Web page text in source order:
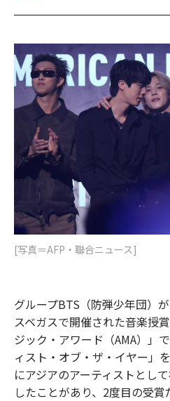
c
b
o
o
k
i
t
e
[写真＝AFP・聯合ニュース]
グループBTS（防弾少年団）
スベガスで開催された音楽授
ジック・アワード（AMA）」
ィスト・オブ・ザ・イヤー」
にアジアのアーティストとし
したことがあり、2度目の受